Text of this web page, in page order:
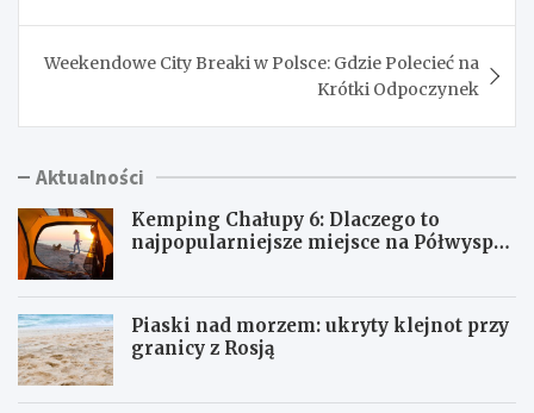
Weekendowe City Breaki w Polsce: Gdzie Polecieć na
Krótki Odpoczynek
Aktualności
Kemping Chałupy 6: Dlaczego to
najpopularniejsze miejsce na Półwyspie
Piaski nad morzem: ukryty klejnot przy
granicy z Rosją